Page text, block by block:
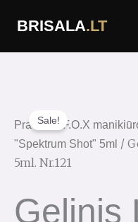
BRISALA.LT
Sale!
Pradžia/ F.O.X
"Spektrum Shot" 5ml /
5ml. Nr.121
Gelinis